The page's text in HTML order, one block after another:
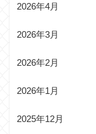
2026年4月
2026年3月
2026年2月
2026年1月
2025年12月